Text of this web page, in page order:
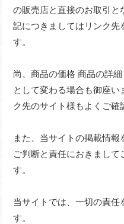
の販売店と直接のお取引
記につきましてはリンク先
す。
尚、商品の価格 商品の詳
として変わる場合も御座
ク先のサイト様もよくご確
また、当サイトの掲載情
ご判断と責任におきまして
す。
当サイトでは、一切の責任
す。